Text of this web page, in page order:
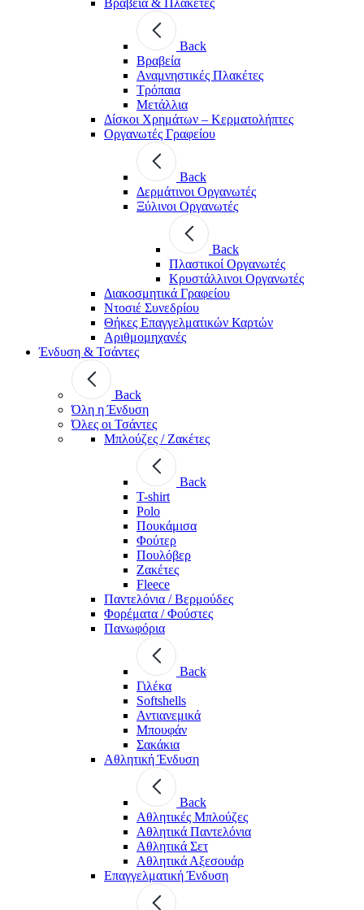
Back
Βραβεία
Αναμνηστικές Πλακέτες
Τρόπαια
Μετάλλια
Δίσκοι Χρημάτων – Κερματολήπτες
Οργανωτές Γραφείου
Back
Δερμάτινοι Οργανωτές
Ξύλινοι Οργανωτές
Back
Πλαστικοί Οργανωτές
Κρυστάλλινοι Οργανωτές
Διακοσμητικά Γραφείου
Ντοσιέ Συνεδρίου
Θήκες Επαγγελματικών Καρτών
Αριθμομηχανές
Ένδυση & Τσάντες
Back
Όλη η Ένδυση
Όλες οι Τσάντες
Μπλούζες / Ζακέτες
Back
T-shirt
Polo
Πουκάμισα
Φούτερ
Πουλόβερ
Ζακέτες
Fleece
Παντελόνια / Βερμούδες
Φορέματα / Φούστες
Πανωφόρια
Back
Γιλέκα
Softshells
Αντιανεμικά
Μπουφάν
Σακάκια
Αθλητική Ένδυση
Back
Aθλητικές Μπλούζες
Αθλητικά Παντελόνια
Αθλητικά Σετ
Αθλητικά Αξεσουάρ
Επαγγελματική Ένδυση